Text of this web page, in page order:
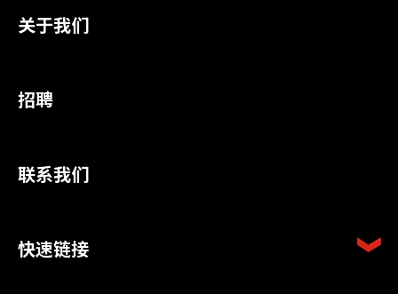
关于我们
招聘
联系我们
快速链接